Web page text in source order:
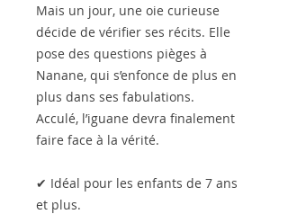
Mais un jour, une oie curieuse
décide de vérifier ses récits. Elle
pose des questions pièges à
Nanane, qui s’enfonce de plus en
plus dans ses fabulations.
Acculé, l’iguane devra finalement
faire face à la vérité.
✔ Idéal pour les enfants de 7 ans
et plus.